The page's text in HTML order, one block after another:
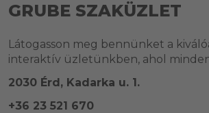
GRUBE SZAKÜZLET
Látogasson meg bennünket a
interaktív üzletünkben, ahol
2030 Érd, Kadarka u. 1.
+36 23 521 670